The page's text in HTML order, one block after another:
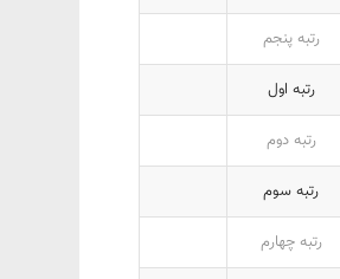
رتبه پنجم
رتبه اول
رتبه دوم
رتبه سوم
رتبه چهارم